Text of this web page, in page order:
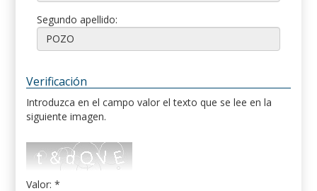
Segundo apellido:
Verificación
Introduzca en el campo valor el texto que se lee en la
siguiente imagen.
Valor: *